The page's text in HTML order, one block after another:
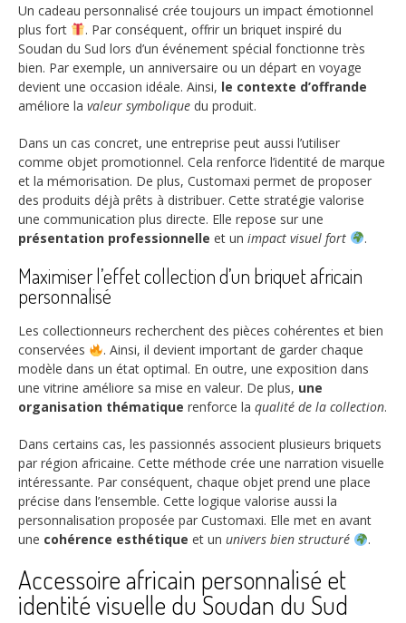
Un cadeau personnalisé crée toujours un impact émotionnel
plus fort
. Par conséquent, offrir un briquet inspiré du
Soudan du Sud lors d’un événement spécial fonctionne très
bien. Par exemple, un anniversaire ou un départ en voyage
devient une occasion idéale. Ainsi, le contexte d’offrande
améliore la valeur symbolique du produit.
Dans un cas concret, une entreprise peut aussi l’utiliser
comme objet promotionnel. Cela renforce l’identité de marque
et la mémorisation. De plus, Customaxi permet de proposer
des produits déjà prêts à distribuer. Cette stratégie valorise
une communication plus directe. Elle repose sur une
présentation professionnelle et un impact visuel fort .
Maximiser l’effet collection d’un briquet africain
personnalisé
Les collectionneurs recherchent des pièces cohérentes et bien
conservées
. Ainsi, il devient important de garder chaque
modèle dans un état optimal. En outre, une exposition dans
une vitrine améliore sa mise en valeur. De plus, une
organisation thématique renforce la qualité de la collection.
Dans certains cas, les passionnés associent plusieurs briquets
par région africaine. Cette méthode crée une narration visuelle
intéressante. Par conséquent, chaque objet prend une place
précise dans l’ensemble. Cette logique valorise aussi la
personnalisation proposée par Customaxi. Elle met en avant
une cohérence esthétique et un univers bien structuré .
Accessoire africain personnalisé et
identité visuelle du Soudan du Sud